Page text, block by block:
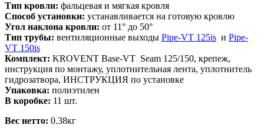
Тип кровли: фальцевая и мягкая кровля
Способ установки: устанавливается на готовую кровлю
Угол наклона кровли: от 11° до 50°
Тип трубы: вентиляционные выходы Pipe-VT 125is и Pipe-
VT 150is
Комплект: KROVENT Base-VT Seam 125/150, крепеж,
инструкция по монтажу, уплотнительная лента, уплотнитель
гидрозатвора, ИНСТРУКЦИЯ по установке
Упаковка: полиэтилен
В коробке: 11 шт.
Вес нетто: 0.38кг